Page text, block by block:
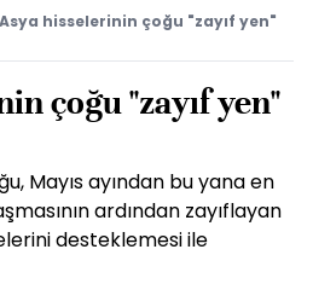
Asya hisselerinin çoğu "zayıf yen"
çoğu "zayıf yen"
Mayıs ayından bu yana en
ardından zayıflayan
desteklemesi ile